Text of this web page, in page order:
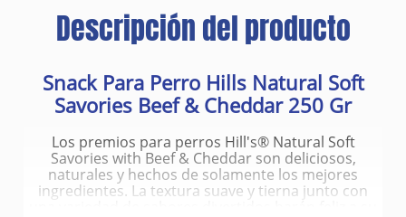
Descripción del producto
Snack Para Perro Hills Natural Soft
Savories Beef & Cheddar 250 Gr
Los premios para perros Hill's® Natural Soft
Savories with Beef & Cheddar son deliciosos,
naturales y hechos de solamente los mejores
ingredientes. La textura suave y tierna junto con